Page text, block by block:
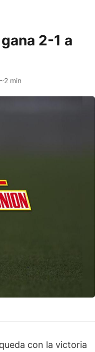
2-1 a
~2 min
con la victoria